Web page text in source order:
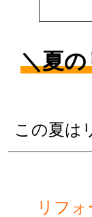
＼夏
この夏は
リフ